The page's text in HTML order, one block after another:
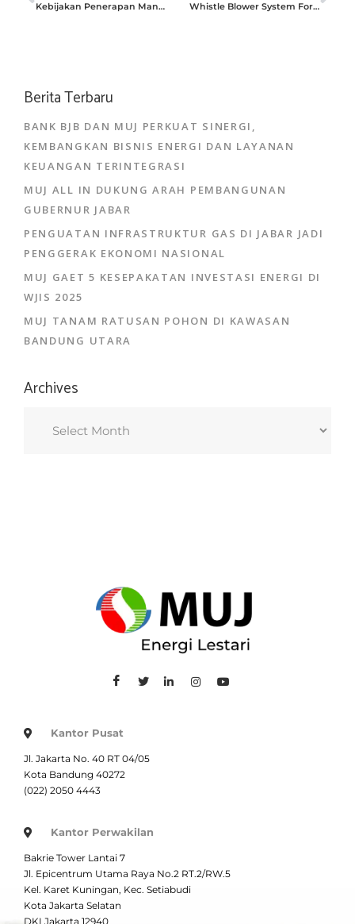
Kebijakan Penerapan Manajemen Resiko Whistle Blower System Form
Berita Terbaru
BANK BJB DAN MUJ PERKUAT SINERGI,
KEMBANGKAN BISNIS ENERGI DAN LAYANAN
KEUANGAN TERINTEGRASI
MUJ ALL IN DUKUNG ARAH PEMBANGUNAN
GUBERNUR JABAR
PENGUATAN INFRASTRUKTUR GAS DI JABAR JADI
PENGGERAK EKONOMI NASIONAL
MUJ GAET 5 KESEPAKATAN INVESTASI ENERGI DI
WJIS 2025
MUJ TANAM RATUSAN POHON DI KAWASAN
BANDUNG UTARA
Archives
Kantor Pusat
Jl. Jakarta No. 40 RT 04/05
Kota Bandung 40272
(022) 2050 4443
Kantor Perwakilan
Bakrie Tower Lantai 7
Jl. Epicentrum Utama Raya No.2 RT.2/RW.5
Kel. Karet Kuningan, Kec. Setiabudi
Kota Jakarta Selatan
DKI Jakarta 12940